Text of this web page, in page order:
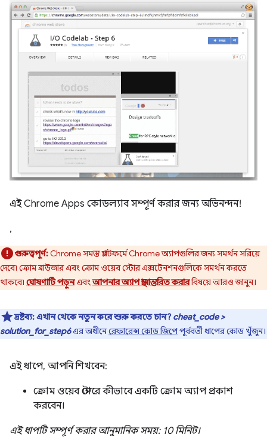
এই Chrome Apps কোডল্যাব সম্পূর্ণ করার জন্য অভিনন্দন!
,
গুরুত্বপূর্ণ:Chrome সমস্ত প্ল্যাটফর্মে Chrome অ্যাপগুলির জন্য সমর্থন সরিয়ে
দেবে৷ ক্রোম ব্রাউজার এবং ক্রোম ওয়েব স্টোর এক্সটেনশনগুলিকে সমর্থন করতে
থাকবে৷ ঘোষণাটি পড়ুনএবংআপনার অ্যাপ স্থানান্তরিত করারবিষয়ে আরও জানুন।
দ্রষ্টব্য:এখান থেকে নতুন করে শুরু করতে চান? cheat_code >
solution_for_step6এর অধীনেরেফারেন্স কোড জিপেপূর্ববর্তী ধাপের কোড খুঁজুন।
এই ধাপে, আপনি শিখবেন:
ক্রোম ওয়েব স্টোরে কীভাবে একটি ক্রোম অ্যাপ প্রকাশ
করবেন।
এই ধাপটি সম্পূর্ণ করার আনুমানিক সময়: 10 মিনিট।